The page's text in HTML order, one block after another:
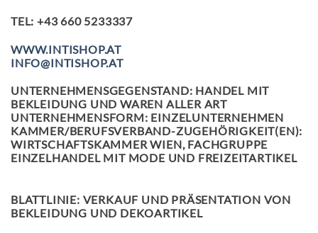
TEL: +43 660 5233337
WWW.INTISHOP.AT
INFO@INTISHOP.AT
UNTERNEHMENSGEGENSTAND: HANDEL MIT
BEKLEIDUNG UND WAREN ALLER ART
UNTERNEHMENSFORM: EINZELUNTERNEHMEN
KAMMER/BERUFSVERBAND-ZUGEHÖRIGKEIT(EN):
WIRTSCHAFTSKAMMER WIEN, FACHGRUPPE
EINZELHANDEL MIT MODE UND FREIZEITARTIKEL
BLATTLINIE: VERKAUF UND PRÄSENTATION VON
BEKLEIDUNG UND DEKOARTIKEL